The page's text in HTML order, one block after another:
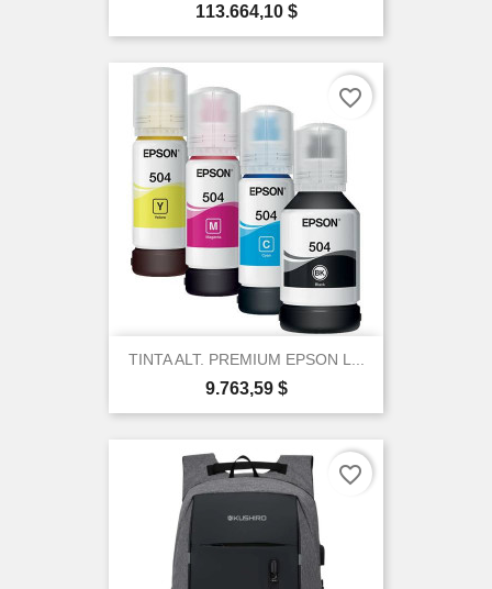
Precio
113.664,10 $
TINTA ALT. PREMIUM EPSON L...
Precio
9.763,59 $
favorite_border
favorite_border